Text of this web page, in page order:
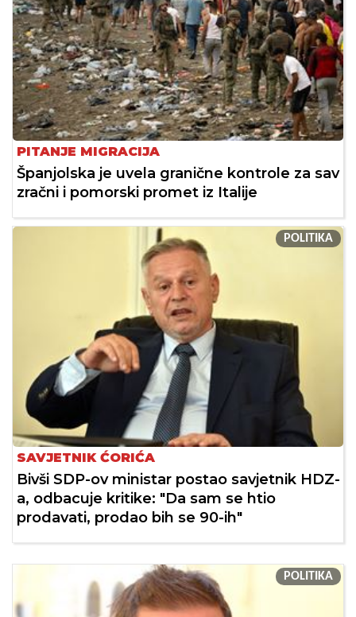
PITANJE MIGRACIJA
Španjolska je uvela granične kontrole za sav
zračni i pomorski promet iz Italije
POLITIKA
SAVJETNIK ĆORIĆA
Bivši SDP-ov ministar postao savjetnik HDZ-
a, odbacuje kritike: "Da sam se htio
prodavati, prodao bih se 90-ih"
POLITIKA